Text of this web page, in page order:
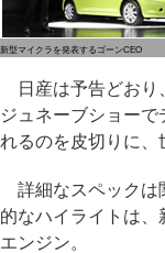
新型マイクラを発表するゴーンCEO
日産は予告どおり
ジュネーブショー
れるのを皮切りに、
詳細なスペックは
的なハイライトは
エンジン。